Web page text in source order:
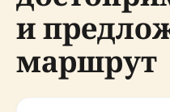
и
маршрут